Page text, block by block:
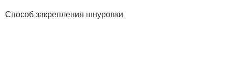
Способ закрепления шнуровки